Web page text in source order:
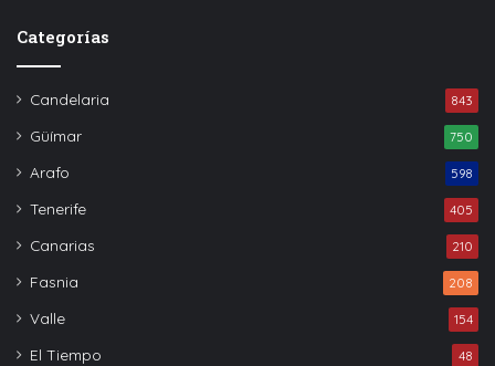
Categorías
Candelaria 843
Güímar 750
Arafo 598
Tenerife 405
Canarias 210
Fasnia 208
Valle 154
El Tiempo 48